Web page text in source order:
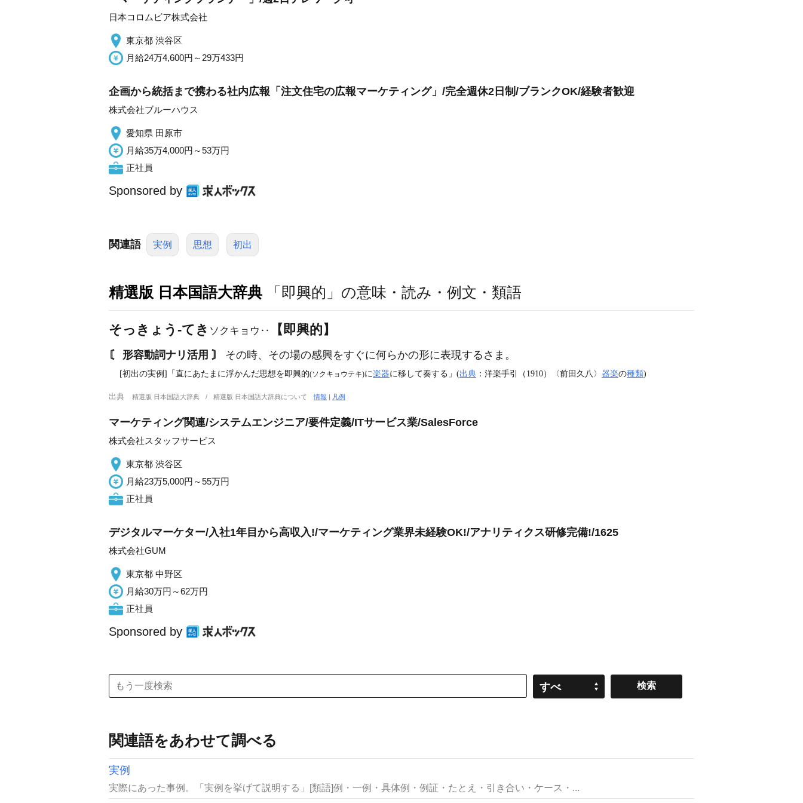
日本コロムビア株式会社
東京都 渋谷区
月給24万4,600円～29万433円
企画から統括まで携わる社内広報「注文住宅の広報マーケティング」/完全週休2日制/ブランクOK/経験者歓迎
株式会社ブルーハウス
愛知県 田原市
月給35万4,000円～53万円
正社員
Sponsored by
関連語 実例 思想 初出
精選版 日本国語大辞典 「即興的」の意味・読み・例文・類語
そっきょう‐てき ソクキョウ‥ 【即興的】
〘 形容動詞ナリ活用 〙 その時、その場の感興をすぐに何らかの形に表現するさま。
[初出の実例]「直にあたまに浮かんだ思想を即興的(ソクキョウテキ)に楽器に移して奏する」(出典 ：洋楽手引（1910）〈前田久八〉 器楽の種類)
出典 精選版 日本国語大辞典 精選版 日本国語大辞典について情報 | 凡例
マーケティング関連/システムエンジニア/要件定義/ITサービス業/SalesForce
株式会社スタッフサービス
東京都 渋谷区
月給23万5,000円～55万円
正社員
デジタルマーケター/入社1年目から高収入!/マーケティング業界未経験OK!/アナリティクス研修完備!/1625
株式会社GUM
東京都 中野区
月給30万円～62万円
正社員
Sponsored by
すべ
関連語をあわせて調べる
実例
実際にあった事例。「実例を挙げて説明する」[類語]例・一例・具体例・例証・たとえ・引き合い・ケース・...